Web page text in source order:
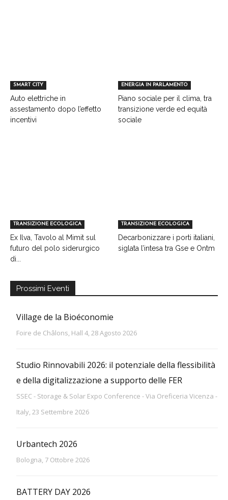
SMART CITY
Auto elettriche in
assestamento dopo l’effetto
incentivi
ENERGIA IN PARLAMENTO
Piano sociale per il clima, tra
transizione verde ed equità
sociale
TRANSIZIONE ECOLOGICA
Ex Ilva, Tavolo al Mimit sul
futuro del polo siderurgico
di...
TRANSIZIONE ECOLOGICA
Decarbonizzare i porti italiani,
siglata l’intesa tra Gse e Ontm
Prossimi Eventi
Village de la Bioéconomie
Foire de Châlons, Hall 4, 28 Agosto 2026
Studio Rinnovabili 2026: il potenziale della flessibilità
e della digitalizzazione a supporto delle FER
SSEC - Storage & Solar Expo Conference - Via Oreficeria Vicenza -
Italy, 23 Settembre 2026
Urbantech 2026
Bologna, 7 Ottobre 2026
BATTERY DAY 2026